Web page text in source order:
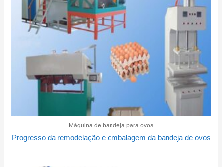
Máquina de bandeja para ovos
Progresso da remodelação e embalagem da bandeja de ovos